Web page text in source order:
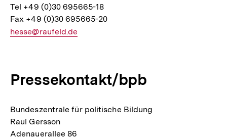
Tel +49 (0)30 695665-18
Fax +49 (0)30 695665-20
E-
hesse@raufeld.de
Pressekontakt/bpb
Bundeszentrale für politische Bildung
Raul Gersson
Adenauerallee 86